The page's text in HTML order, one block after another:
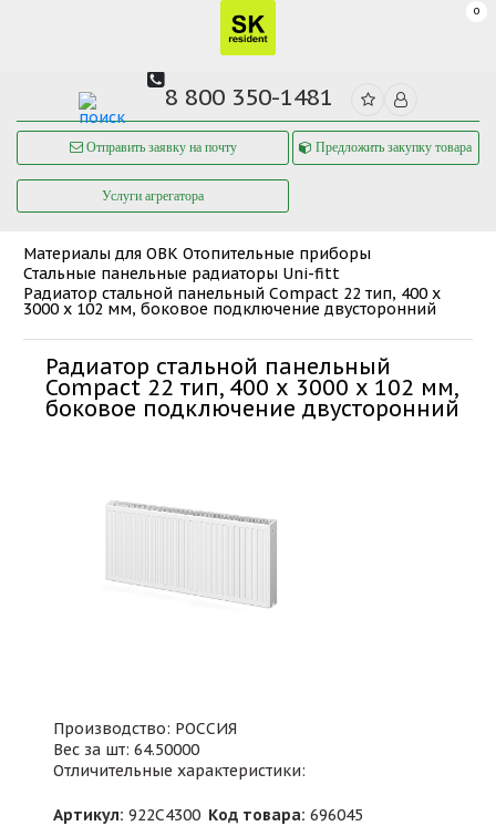
0
8 800 350-1481
Отправить заявку на почту Предложить закупку товара
Услуги агрегатора
Материалы для ОВК Отопительные приборы
Стальные панельные радиаторы Uni-fitt
Радиатор стальной панельный Compact 22 тип, 400 х
3000 x 102 мм, боковое подключение двусторонний
Радиатор стальной панельный
Compact 22 тип, 400 х 3000 x 102 мм,
боковое подключение двусторонний
Производство: РОССИЯ
Вес за шт: 64.50000
Отличительные характеристики:
Артикул: 922C4300 Код товара: 696045